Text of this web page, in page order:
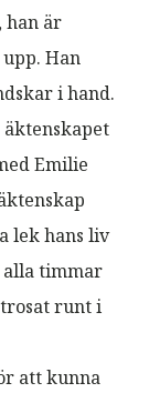
han är
Han
i hand.
Emilie
lek hans liv
alla timmar
runt i
att kunna